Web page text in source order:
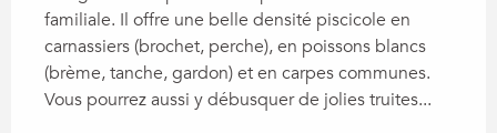
familiale. Il offre une belle densité piscicole en
carnassiers (brochet, perche), en poissons blancs
(brème, tanche, gardon) et en carpes communes.
Vous pourrez aussi y débusquer de jolies truites...